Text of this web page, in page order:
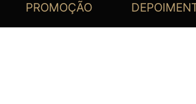
PROMOÇÃO